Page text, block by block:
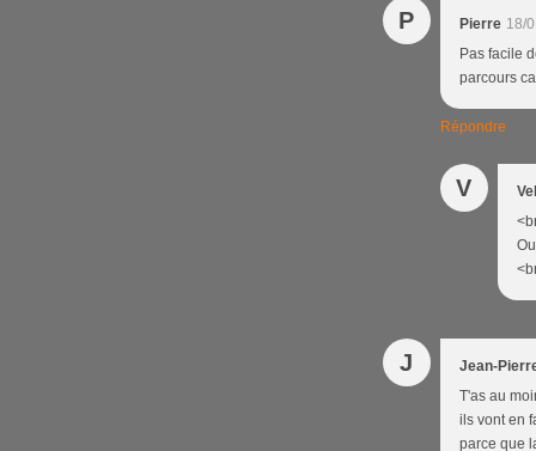
P Pierre 18/
Pas facile
parcours
Répondre
V
J
Jean-
T'as au
ils vont en
parce que